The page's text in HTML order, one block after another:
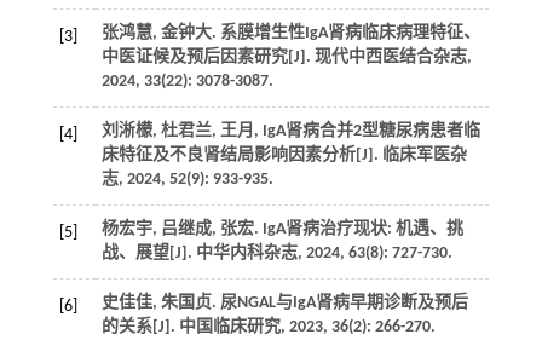
[3]
张鸿慧, 金钟大. 系膜增生性IgA肾病临床病理特征、
中医证候及预后因素研究[J]. 现代中西医结合杂志,
2024, 33(22): 3078-3087.
[4]
刘淅檬, 杜君兰, 王月, IgA肾病合并2型糖尿病患者临
床特征及不良肾结局影响因素分析[J]. 临床军医杂
志, 2024, 52(9): 933-935.
[5]
杨宏宇, 吕继成, 张宏. IgA肾病治疗现状: 机遇、挑
战、展望[J]. 中华内科杂志, 2024, 63(8): 727-730.
[6]
史佳佳, 朱国贞. 尿NGAL与IgA肾病早期诊断及预后
的关系[J]. 中国临床研究, 2023, 36(2): 266-270.